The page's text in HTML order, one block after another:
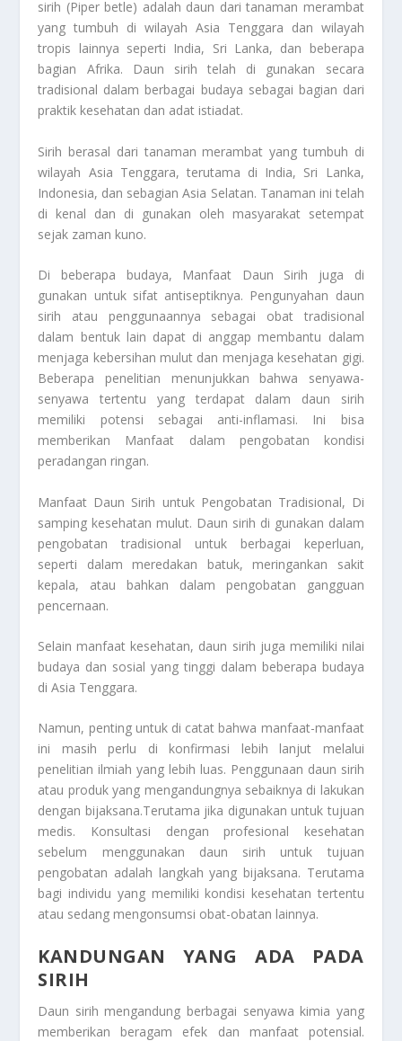
sirih (Piper betle) adalah daun dari tanaman merambat
yang tumbuh di wilayah Asia Tenggara dan wilayah
tropis lainnya seperti India, Sri Lanka, dan beberapa
bagian Afrika. Daun sirih telah di gunakan secara
tradisional dalam berbagai budaya sebagai bagian dari
praktik kesehatan dan adat istiadat.
Sirih berasal dari tanaman merambat yang tumbuh di
wilayah Asia Tenggara, terutama di India, Sri Lanka,
Indonesia, dan sebagian Asia Selatan. Tanaman ini telah
di kenal dan di gunakan oleh masyarakat setempat
sejak zaman kuno.
Di beberapa budaya, Manfaat Daun Sirih juga di
gunakan untuk sifat antiseptiknya. Pengunyahan daun
sirih atau penggunaannya sebagai obat tradisional
dalam bentuk lain dapat di anggap membantu dalam
menjaga kebersihan mulut dan menjaga kesehatan gigi.
Beberapa penelitian menunjukkan bahwa senyawa-
senyawa tertentu yang terdapat dalam daun sirih
memiliki potensi sebagai anti-inflamasi. Ini bisa
memberikan Manfaat dalam pengobatan kondisi
peradangan ringan.
Manfaat Daun Sirih untuk Pengobatan Tradisional, Di
samping kesehatan mulut. Daun sirih di gunakan dalam
pengobatan tradisional untuk berbagai keperluan,
seperti dalam meredakan batuk, meringankan sakit
kepala, atau bahkan dalam pengobatan gangguan
pencernaan.
Selain manfaat kesehatan, daun sirih juga memiliki nilai
budaya dan sosial yang tinggi dalam beberapa budaya
di Asia Tenggara.
Namun, penting untuk di catat bahwa manfaat-manfaat
ini masih perlu di konfirmasi lebih lanjut melalui
penelitian ilmiah yang lebih luas. Penggunaan daun sirih
atau produk yang mengandungnya sebaiknya di lakukan
dengan bijaksana.Terutama jika digunakan untuk tujuan
medis. Konsultasi dengan profesional kesehatan
sebelum menggunakan daun sirih untuk tujuan
pengobatan adalah langkah yang bijaksana. Terutama
bagi individu yang memiliki kondisi kesehatan tertentu
atau sedang mengonsumsi obat-obatan lainnya.
KANDUNGAN YANG ADA PADA
SIRIH
Daun sirih mengandung berbagai senyawa kimia yang
memberikan beragam efek dan manfaat potensial.